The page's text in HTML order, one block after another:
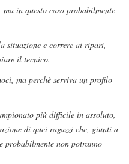
in questo caso probabilmente
situazione e correre ai ripari,
il tecnico.
ma perchè serviva un profilo
più difficile in assoluto,
di quei ragazzi che, giunti a
probabilmente non potranno